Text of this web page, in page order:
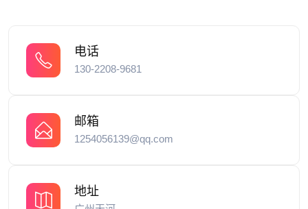
电话
130-2208-9681
邮箱
1254056139@qq.com
地址